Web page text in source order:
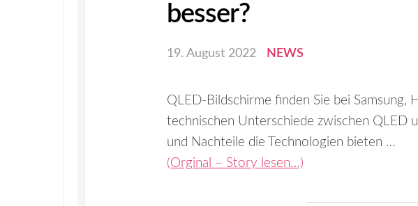
besser?
19. August 2022 NEWS
QLED-Bildschirme finden Sie bei Samsung,
technischen Unterschiede zwischen QLED
und Nachteile die Technologien bieten …
(Orginal – Story lesen…)